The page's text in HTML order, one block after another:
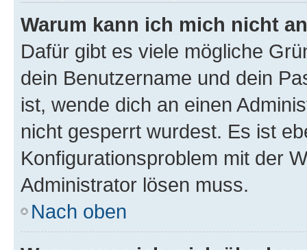
Warum kann ich mich nicht
Dafür gibt es viele mögliche
dein Benutzername und dein
ist, wende dich an einen
nicht gesperrt wurdest. Es ist
Konfigurationsproblem mit der
Administrator lösen muss.
Nach oben